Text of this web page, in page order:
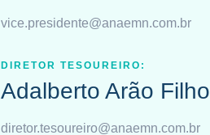
vice.presidente@anaemn.com.br
DIRETOR TESOUREIRO:
Adalberto Arão Filho
diretor.tesoureiro@anaemn.com.br